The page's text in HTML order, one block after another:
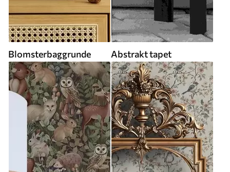
Blomsterbaggrunde Abstrakt tapet